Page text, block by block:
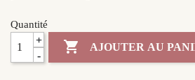
Quantité
+
 AJOUTER AU